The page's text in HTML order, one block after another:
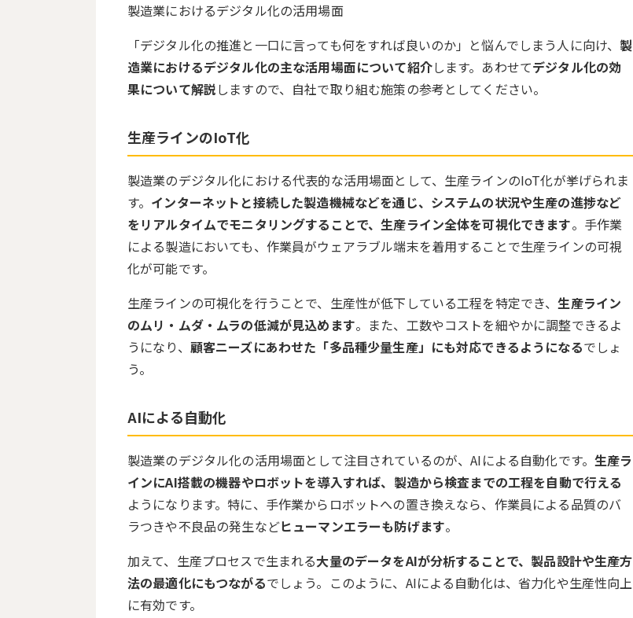
製造業におけるデジタル化の活用場面
「デジタル化の推進と一口に言っても何をすれば良いのか」と悩んでしまう人に向け、 製
造業におけるデジタル化の主な活用場面について紹介します。あわせてデジタル化の効
果について解説しますので、自社で取り組む施策の参考としてください。
生産ラインのIoT化
製造業のデジタル化における代表的な活用場面として、生産ラインのIoT化が挙げられま
す。 インターネットと接続した製造機械などを通じ、システムの状況や生産の進捗など
をリアルタイムでモニタリングすることで、生産ライン全体を可視化できます。手作業
による製造においても、作業員がウェアラブル端末を着用することで生産ラインの可視
化が可能です。
生産ラインの可視化を行うことで、生産性が低下している工程を特定でき、生産ライン
のムリ・ムダ・ムラの低減が見込めます。また、工数やコストを細やかに調整できるよ
うになり、 顧客ニーズにあわせた「多品種少量生産」にも対応できるようになるでしょ
う。
AIによる自動化
製造業のデジタル化の活用場面として注目されているのが、AIによる自動化です。生産ラ
インにAI搭載の機器やロボットを導入すれば、製造から検査までの工程を自動で行える
ようになります。特に、手作業からロボットへの置き換えなら、作業員による品質のバ
ラつきや不良品の発生などヒューマンエラーも防げます。
加えて、生産プロセスで生まれる大量のデータをAIが分析することで、製品設計や生産方
法の最適化にもつながるでしょう。このように、 AIによる自動化は、省力化や生産性向上
に有効です。